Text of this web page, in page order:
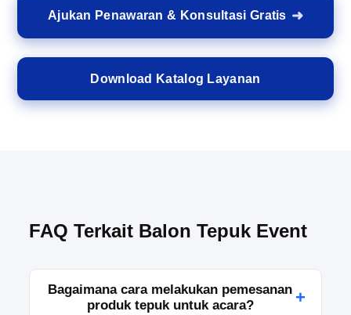
Ajukan Penawaran & Konsultasi Gratis
Download Katalog Layanan
FAQ Terkait Balon Tepuk Event
Bagaimana cara melakukan pemesanan
produk tepuk untuk acara?
+